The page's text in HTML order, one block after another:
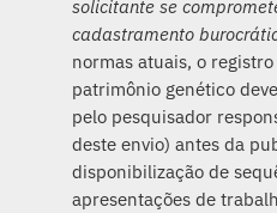
solicitante se
cadastramento
normas atuais, o registro
patrimônio genético
pelo pesquisador
deste envio) antes da
disponibilização de
apresentações de